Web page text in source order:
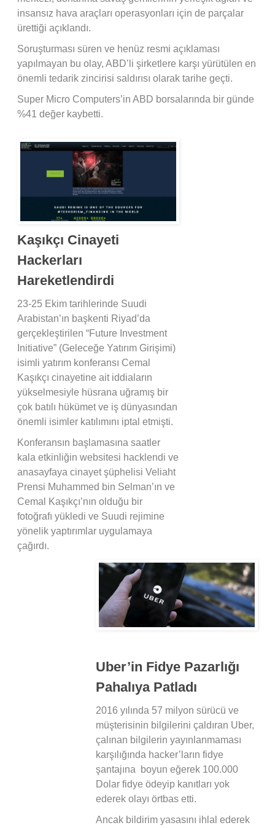
insansız hava araçları operasyonları için de parçalar
ürettiği açıklandı.
Soruşturması süren ve henüz resmi açıklaması
yapılmayan bu olay, ABD’li şirketlere karşı yürütülen en
önemli tedarik zincirisi saldırısı olarak tarihe geçti.
Super Micro Computers’in ABD borsalarında bir günde
%41 değer kaybetti.
Kaşıkçı Cinayeti
Hackerları
Hareketlendirdi
23-25 Ekim tarihlerinde Suudi
Arabistan’ın başkenti Riyad’da
gerçekleştirilen “Future Investment
Initiative” (Geleceğe Yatırım Girişimi)
isimli yatırım konferansı Cemal
Kaşıkçı cinayetine ait iddiaların
yükselmesiyle hüsrana uğramış bir
çok batılı hükümet ve iş dünyasından
önemli isimler katılımını iptal etmişti.
Konferansın başlamasına saatler
kala etkinliğin websitesi hacklendi ve
anasayfaya cinayet şüphelisi Veliaht
Prensi Muhammed bin Selman’ın ve
Cemal Kaşıkçı’nın olduğu bir
fotoğrafı yükledi ve Suudi rejimine
yönelik yaptırımlar uygulamaya
çağırdı.
Uber’in Fidye Pazarlığı
Pahalıya Patladı
2016 yılında 57 milyon sürücü ve
müşterisinin bilgilerini çaldıran Uber,
çalınan bilgilerin yayınlanmaması
karşılığında hacker’ların fidye
şantajına boyun eğerek 100.000
Dolar fidye ödeyip kanıtları yok
ederek olayı örtbas etti.
Ancak bildirim yasasını ihlal ederek